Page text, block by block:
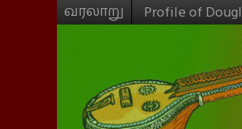
வரலாறு Profile of